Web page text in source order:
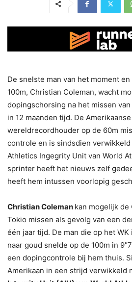
De snelste man van het moment
100m, Christian Coleman, wacht
dopingschorsing na het missen
in 12 maanden tijd. De
wereldrecordhouder op de 60m
controle en is sindsdien
Athletics Ingegrity Unit van World
sprinter heeft het nieuws zelf
heeft hem intussen voorlopig
Christian Coleman kan mogelijk de
Tokio missen als gevolg van een
één jaar tijd. De man die op het
naar goud snelde op de 100m in
een dopingcontrole bij hem thuis.
Amerikaan in een strijd verwikkeld